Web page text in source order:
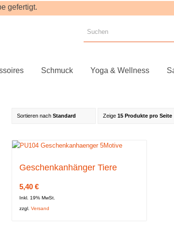
gefertigt.
Schmuck Yoga & Wellness
Sortieren nach Standard Zeige 15 Produkte pro Seite
Geschenkanhänger Tiere
5,40 €
Inkl. 19% MwSt.
zzgl. Versand